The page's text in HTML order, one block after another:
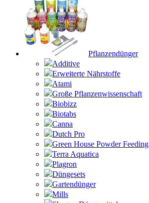
Pflanzendünger
Additive
Erweiterte Nährstoffe
Atami
Große Pflanzenwissenschaft
Biobizz
Biotabs
Canna
Dutch Pro
Green House Powder Feeding
Terra Aquatica
Plagron
Düngesets
Gartendünger
Mills